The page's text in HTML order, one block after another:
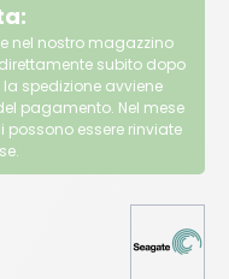
nel nostro magazzino
subito dopo
spedizione avviene
pagamento. Nel mese
essere rinviate